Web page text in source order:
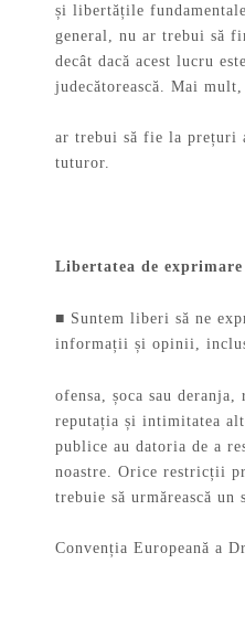
și libertățile
general, nu ar trebui să
decât dacă acest lucru
judecătorească. Mai
ar trebui să fie la prețuri
tuturor.
Libertatea de
■ Suntem liberi să ne
informații și opinii,
ofensa, șoca sau
reputația și intimitatea
publice au datoria de a
noastre. Orice restricții
trebuie să urmărească
Convenția Europeană a